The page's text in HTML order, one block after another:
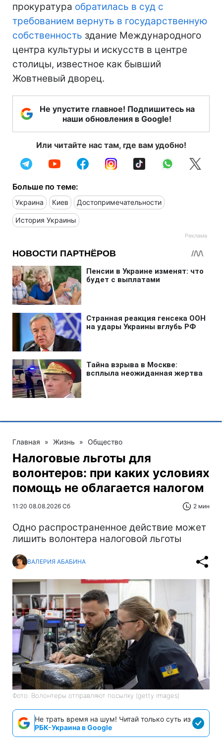
прокуратура обратилась в суд с
требованием вернуть в государственную
собственность здание Международного
центра культуры и искусств в центре
столицы, известное как бывший
Жовтневый дворец.
Не упустите главное! Подпишитесь на
наши обновления в Google!
Или читайте нас там, где вам удобно!
Больше по теме:
Украина Киев Достопримечательности
История Украины
Главная » Жизнь » Общество
Налоговые льготы для
волонтеров: при каких условиях
помощь не облагается налогом
11:20 08.08.2026 Сб 2 мин
Одно распространенное действие может
лишить волонтера налоговой льготы
ВАЛЕРИЯ АБАБИНА
Фото: Волонтеры отправляют посылку (getty images)
Не трать время на шум! Читай только суть из
РБК-Украина в Google